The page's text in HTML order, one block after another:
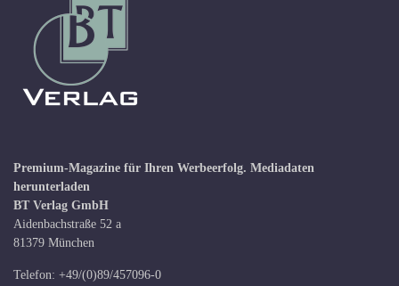
Premium-Magazine für Ihren Werbeerfolg. Mediadaten
herunterladen
BT Verlag GmbH
Aidenbachstraße 52 a
81379 München
Telefon: +49/(0)89/457096-0